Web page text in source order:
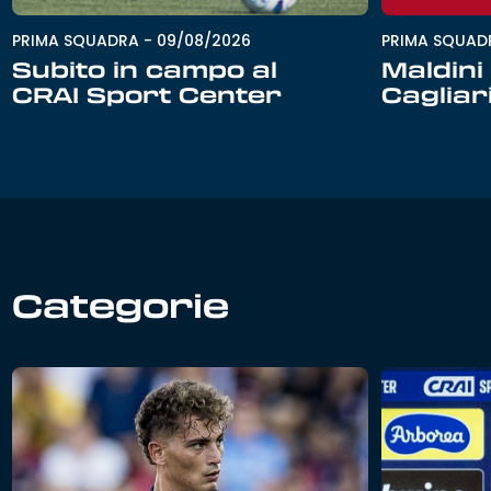
PRIMA SQUADRA - 09/08/2026
Subito in campo al
CRAI Sport Center
PRIMA
Categorie